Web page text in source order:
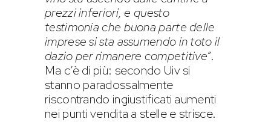
prezzi inferiori, e questo
testimonia che buona parte delle
imprese si sta assumendo in toto il
dazio per rimanere competitive”.
Ma c’è di più: secondo Uiv si
stanno paradossalmente
riscontrando ingiustificati aumenti
nei punti vendita a stelle e strisce.